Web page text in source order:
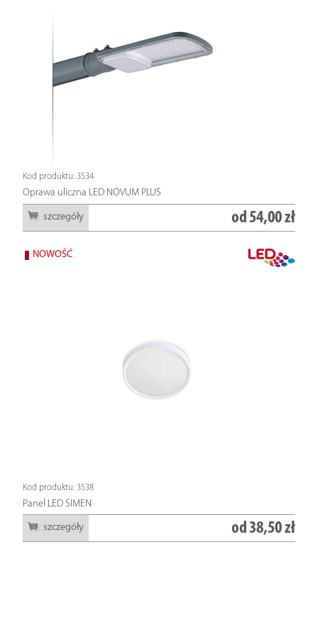
Kod produktu: 3534
Oprawa uliczna LED NOVUM PLUS
szczegóły od 54,00 zł
NOWOŚĆ
Kod produktu: 3538
Panel LED SIMEN
szczegóły od38,50 zł